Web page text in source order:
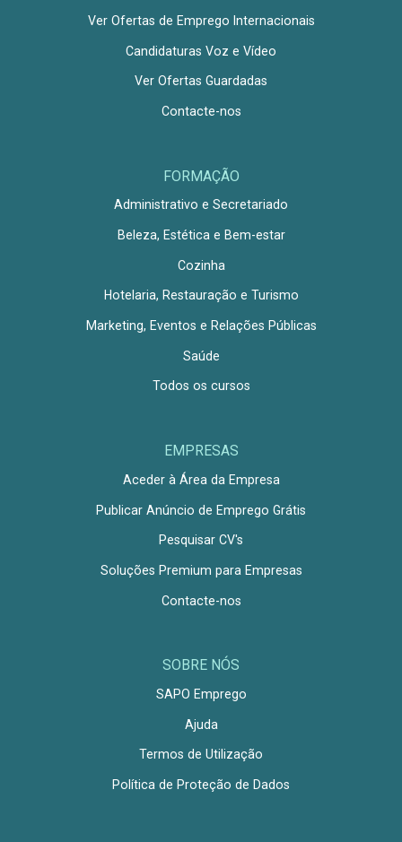
Ver Ofertas de Emprego Internacionais
Candidaturas Voz e Vídeo
Ver Ofertas Guardadas
Contacte-nos
FORMAÇÃO
Administrativo e Secretariado
Beleza, Estética e Bem-estar
Cozinha
Hotelaria, Restauração e Turismo
Marketing, Eventos e Relações Públicas
Saúde
Todos os cursos
EMPRESAS
Aceder à Área da Empresa
Publicar Anúncio de Emprego Grátis
Pesquisar CV's
Soluções Premium para Empresas
Contacte-nos
SOBRE NÓS
SAPO Emprego
Ajuda
Termos de Utilização
Política de Proteção de Dados